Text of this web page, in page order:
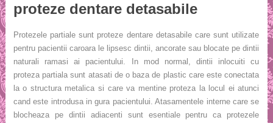
proteze dentare detasabile
Protezele partiale sunt proteze dentare detasabile care sunt utilizate
pentru pacientii caroara le lipsesc dintii, ancorate sau blocate pe dintii
naturali ramasi ai pacientului. In mod normal, dintii inlocuiti cu
proteza partiala sunt atasati de o baza de plastic care este conectata
la o structura metalica si care va mentine proteza la locul ei atunci
cand este introdusa in gura pacientului. Atasamentele interne care se
blocheaza pe dintii adiacenti sunt esentiale pentru ca protezele